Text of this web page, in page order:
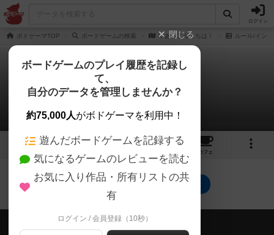
ログイン
ボドゲーマTOP ボードゲームの検索 やあ、こんにちは！ ルール/イン
やあ、こんにちは！
0件のルール/インスト
2 2
カフェ
やあ、こんにちは！のトップに戻る
会員の新しい投稿
閉じる
ボードゲームのプレイ履歴を記録し
て、
自分のデータを管理しませんか？
約75,000人がボドゲーマを利用中！
遊んだボードゲームを記録する
気になるゲームのレビューを読む
お気に入り作品・所有リストの共
有
ログイン / 会員登録（10秒）